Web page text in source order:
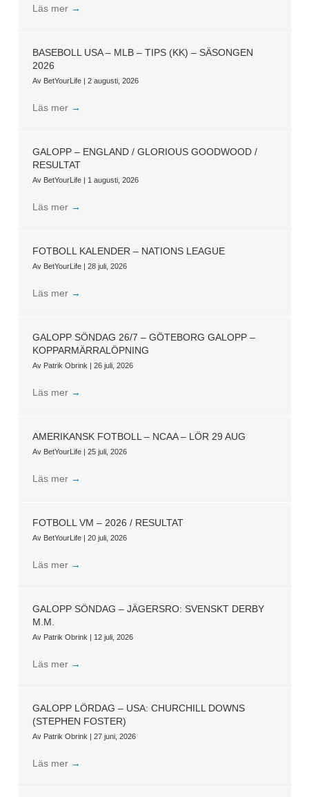
Läs mer →
BASEBOLL USA – MLB – TIPS (KK) – SÄSONGEN
2026
Av BetYourLife | 2 augusti, 2026
Läs mer →
GALOPP – ENGLAND / GLORIOUS GOODWOOD /
RESULTAT
Av BetYourLife | 1 augusti, 2026
Läs mer →
FOTBOLL KALENDER – NATIONS LEAGUE
Av BetYourLife | 28 juli, 2026
Läs mer →
GALOPP SÖNDAG 26/7 – GÖTEBORG GALOPP –
KOPPARMÄRRALÖPNING
Av Patrik Obrink | 26 juli, 2026
Läs mer →
AMERIKANSK FOTBOLL – NCAA – LÖR 29 AUG
Av BetYourLife | 25 juli, 2026
Läs mer →
FOTBOLL VM – 2026 / RESULTAT
Av BetYourLife | 20 juli, 2026
Läs mer →
GALOPP SÖNDAG – JÄGERSRO: SVENSKT DERBY
M.M.
Av Patrik Obrink | 12 juli, 2026
Läs mer →
GALOPP LÖRDAG – USA: CHURCHILL DOWNS
(STEPHEN FOSTER)
Av Patrik Obrink | 27 juni, 2026
Läs mer →